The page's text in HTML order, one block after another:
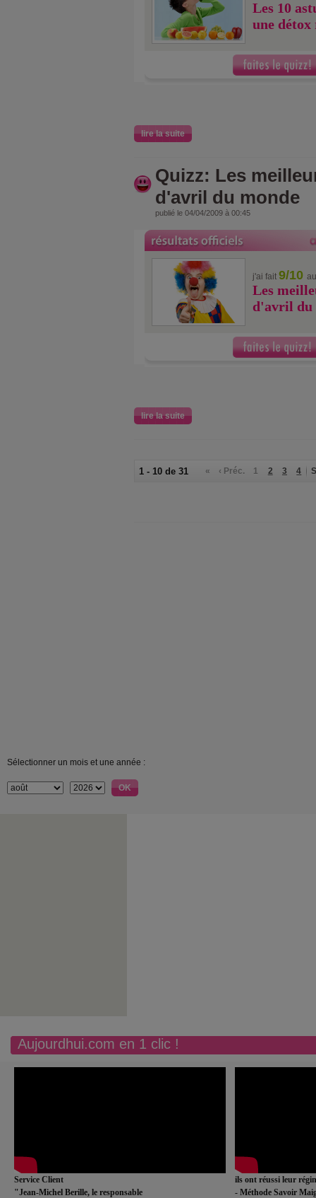
Les 10
une détox
lire la suite
Quizz: Les
d'avril du monde
publié le 04/04/2009 à 00:45
j'ai fait 9/10
Les
d'avril du
lire la suite
1 - 10 de 31 « ‹ Préc. 1 2 3 4
Sélectionner un mois et une année :
Aujourdhui.com en 1 clic !
Service Client
"Jean-Michel Berille, le responsable
ils ont réussi leur
- Méthode Savoir